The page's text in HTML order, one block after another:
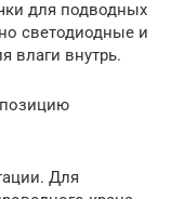
для подводных
светодиодные и
влаги внутрь.
Для